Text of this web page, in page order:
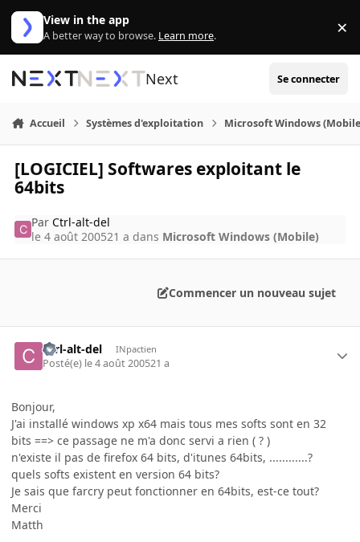
Aller au contenu
View in the app
A better way to browse. Learn more. ×
Next Se connecter
Accueil Systèmes d'exploitation Microsoft Windows
[LOGICIEL] Softwares exploitant le
64bits
ParCtrl-alt-del
le 4 août 200521 a dans Microsoft Windows (Mobile)
Commencer un nouveau sujet
Ctrl-alt-del INpactien
Posté(e) le 4 août 200521 a
Bonjour,
J'ai installé windows xp x64 mais tous mes softs sont en 32
bits ==> ce passage ne m'a donc servi a rien ( ? )
n'existe il pas de firefox 64 bits, d'itunes 64bits, ............?
quels softs existent en version 64 bits?
Je sais que farcry peut fonctionner en 64bits, est-ce tout?
Merci
Matth